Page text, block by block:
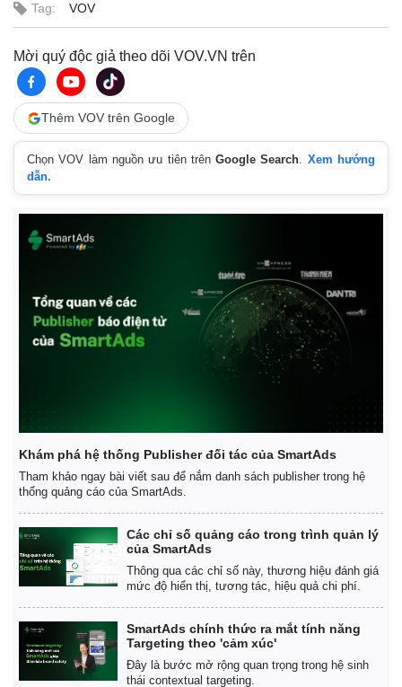
Tag: VOV
Mời quý độc giả theo dõi VOV.VN trên
Thêm VOV trên Google
Chọn VOV làm nguồn ưu tiên trênGoogle Search. Xem hướng
dẫn.
Khám phá hệ thống Publisher đối tác của SmartAds
Tham khảo ngay bài viết sau để nắm danh sách publisher trong hệ
thống quảng cáo của SmartAds.
Các chỉ số quảng cáo trong trình quản lý
của SmartAds
Thông qua các chỉ số này, thương hiệu đánh giá
mức độ hiển thị, tương tác, hiệu quả chi phí.
SmartAds chính thức ra mắt tính năng
Targeting theo 'cảm xúc'
Đây là bước mở rộng quan trọng trong hệ sinh
thái contextual targeting.